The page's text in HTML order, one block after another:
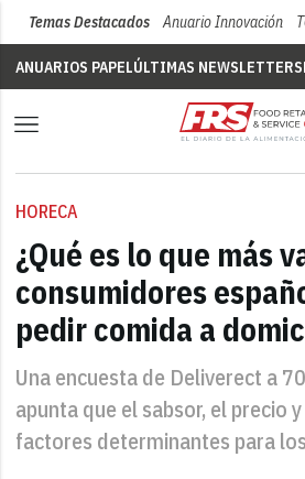
Temas Destacados Anuario Innovación
ANUARIOS PAPELÚLTIMAS NEWSLETTERS
HORECA
¿Qué es lo que más
consumidores
pedir comida a
Una encuesta de Deliverect a
apunta que el sabsor, el precio
factores determinantes para